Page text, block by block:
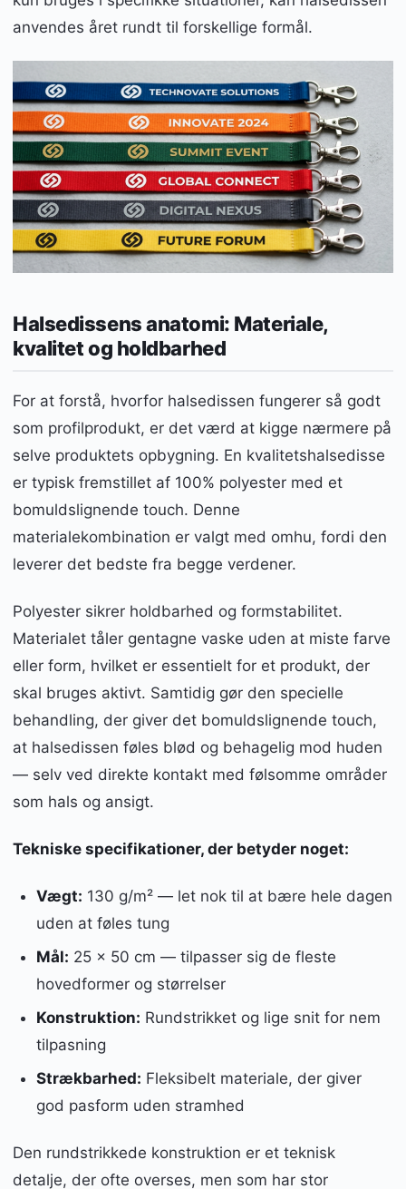
anvendes året rundt til forskellige formål.
Halsedissens anatomi: Materiale,
kvalitet og holdbarhed
For at forstå, hvorfor halsedissen fungerer så godt
som profilprodukt, er det værd at kigge nærmere på
selve produktets opbygning. En kvalitetshalsedisse
er typisk fremstillet af 100% polyester med et
bomuldslignende touch. Denne
materialekombination er valgt med omhu, fordi den
leverer det bedste fra begge verdener.
Polyester sikrer holdbarhed og formstabilitet.
Materialet tåler gentagne vaske uden at miste farve
eller form, hvilket er essentielt for et produkt, der
skal bruges aktivt. Samtidig gør den specielle
behandling, der giver det bomuldslignende touch,
at halsedissen føles blød og behagelig mod huden
— selv ved direkte kontakt med følsomme områder
som hals og ansigt.
Tekniske specifikationer, der betyder noget:
Vægt: 130 g/m² — let nok til at bære hele dagen
uden at føles tung
Mål: 25 x 50 cm — tilpasser sig de fleste
hovedformer og størrelser
Konstruktion: Rundstrikket og lige snit for nem
tilpasning
Strækbarhed: Fleksibelt materiale, der giver
god pasform uden stramhed
Den rundstrikkede konstruktion er et teknisk
detalje, der ofte overses, men som har stor